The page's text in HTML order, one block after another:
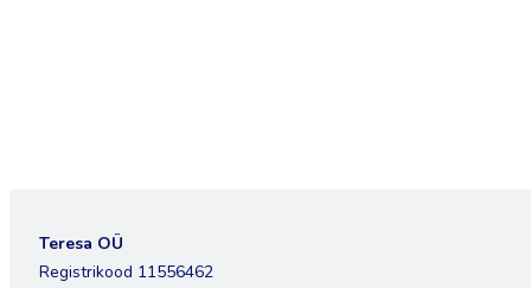
Teresa OÜ
Registrikood 11556462